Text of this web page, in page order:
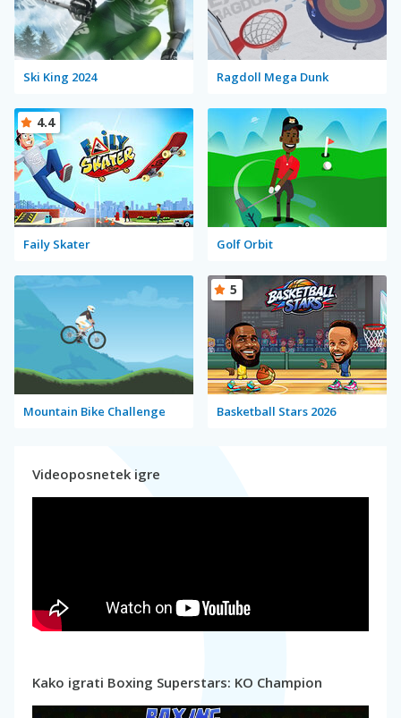
Ski King 2024 Ragdoll Mega Dunk
Faily Skater
4.4
Golf Orbit
Mountain Bike Challenge Basketball Stars 2026
5
Videoposnetek igre
Kako igrati Boxing Superstars: KO Champion